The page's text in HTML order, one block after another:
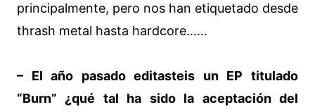
principalmente, pero nos han etiquetado desde
thrash metal hasta hardcore……
– El año pasado editasteis un EP titulado
“Burn” ¿qué tal ha sido la aceptación del